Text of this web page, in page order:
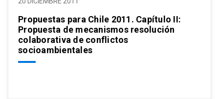
Propuestas para Chile 2011. Capítulo II:
Propuesta de mecanismos resolución
colaborativa de conflictos
socioambientales